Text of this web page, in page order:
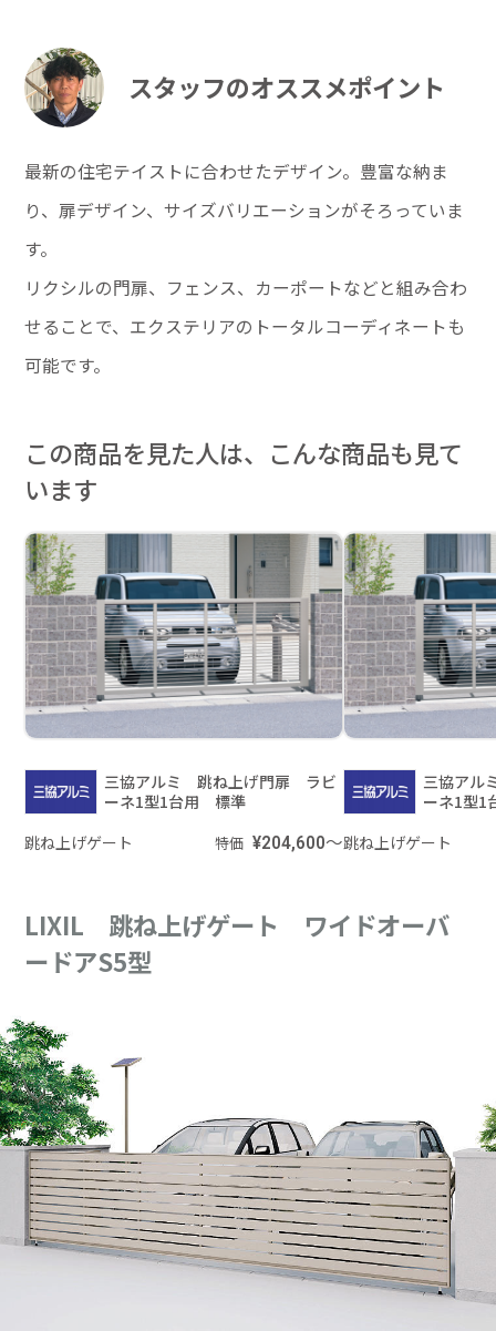
スタッフのオススメポイント
最新の住宅テイストに合わせたデザイン。豊富な納ま
り、扉デザイン、サイズバリエーションがそろっていま
す。
リクシルの門扉、フェンス、カーポートなどと組み合わ
せることで、エクステリアのトータルコーディネートも
可能です。
この商品を見た人は、こんな商品も見て
います
三協アルミ 跳ね上げ門扉 ラビ
ーネ1型1台用 標準
跳ね上げゲート
特価 ¥204,600～
三協ア
ーネ1型
跳ね上げゲート
LIXIL 跳ね上げゲート ワイドオーバ
ードアS5型